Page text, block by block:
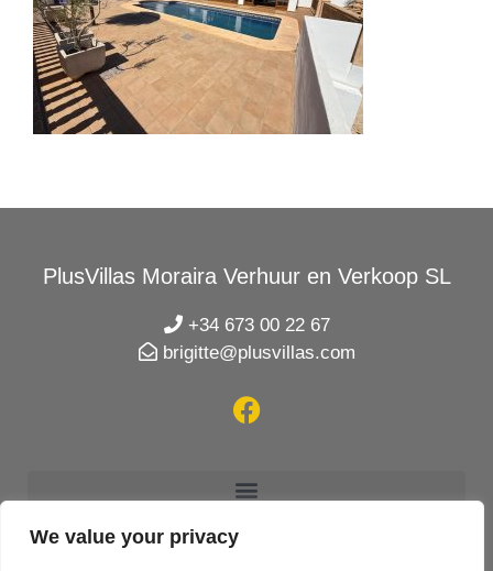
We value your privacy
PlusVillas Moraira Verhuur en Verkoop SL
+34 673 00 22 67
brigitte@plusvillas.com